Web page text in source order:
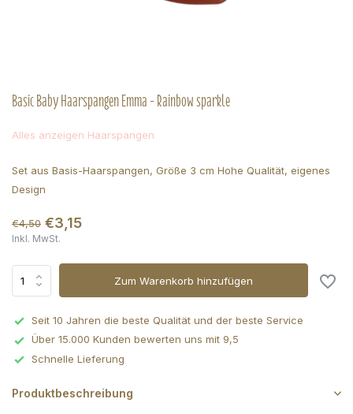
Basic Baby Haarspangen Emma - Rainbow sparkle
Alles anzeigen Haarspangen
Set aus Basis-Haarspangen, Größe 3 cm Hohe Qualität, eigenes
Design
€4,50 €3,15
Inkl. MwSt.
Zum Warenkorb hinzufügen
Seit 10 Jahren die beste Qualität und der beste Service
Über 15.000 Kunden bewerten uns mit 9,5
Schnelle Lieferung
Produktbeschreibung